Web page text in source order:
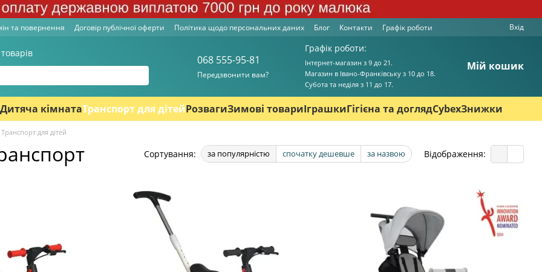
та повернення Договір публічної оферти Політика щодо персональних даних Блог Контакти Графік роботи Вхід
068 555-95-81
Передзвонити вам?
Графік роботи:
Інтернет-магазин з 9 до 21.
Магазин в Івано-Франківську з 10 до 18.
Cубота та неділя з 11 до 17.
Мій кошик
Дитяча кімнатаТранспорт для дітейРозвагиЗимові товариІграшкиГігієна та доглядCybexЗнижки
Транспорт для дітей
Сортування: за популярністю спочатку дешевше за назвою Відображення: